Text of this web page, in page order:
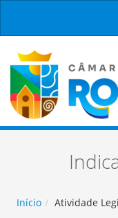
Início Atividade